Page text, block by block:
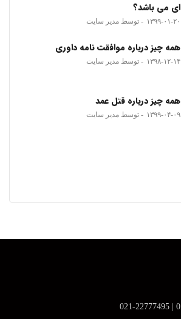
ای می باشد؟
۱۳۹۹-۰۱-۲۰ توسط مدیر سایت
همه چیز درباره موافقت نامه داوری
۱۳۹۸-۱۲-۱۴ توسط مدیر سایت
همه چیز درباره قتل عمد
۱۳۹۹-۰۴-۰۹ توسط مدیر سایت